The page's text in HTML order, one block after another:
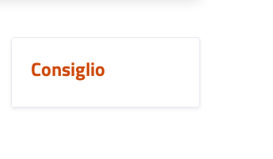
Consiglio